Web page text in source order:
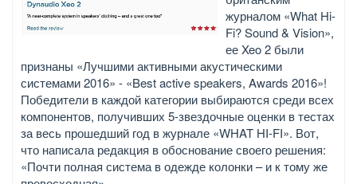
журналом «What Hi-
Fi? Sound & Vision»,
ее Xeo 2 были
признаны «Лучшими активными акустическими
системами 2016» - «Best active speakers, Awards 2016»!
Победители в каждой категории выбираются среди всех
компонентов, получивших 5-звездочные оценки в тестах
за весь прошедший год в журнале «WHAT HI-FI». Вот,
что написала редакция в обоснование своего решения:
«Почти полная система в одежде колонки – и к тому же